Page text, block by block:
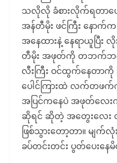
သလိုလို ခံစားလိုက်ရတာပေ
အန်တီမိုး ဖင်ကြီး နော
အနေထားနဲ့ နေရာယူပြီး
တီမိုး အဖုတ်ကို တဘက်ဘ
လီးကြီး ဝင်ထွက်နေတာ
ပေါင်ကြားထဲ လက်တဖ
အပြင်ကနေပဲ အဖုတ်လေး
ဆိုရင် ဆိုတဲ့ အတွေးလေး ဝ
ဖြစ်သွားတော့တာ။ မျက်
ခပ်တင်းတင်း ပွတ်ပေးနေမိ